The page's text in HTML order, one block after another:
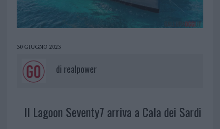
30 GIUGNO 2023
di realpower
Il Lagoon Seventy7 arriva a Cala dei Sardi